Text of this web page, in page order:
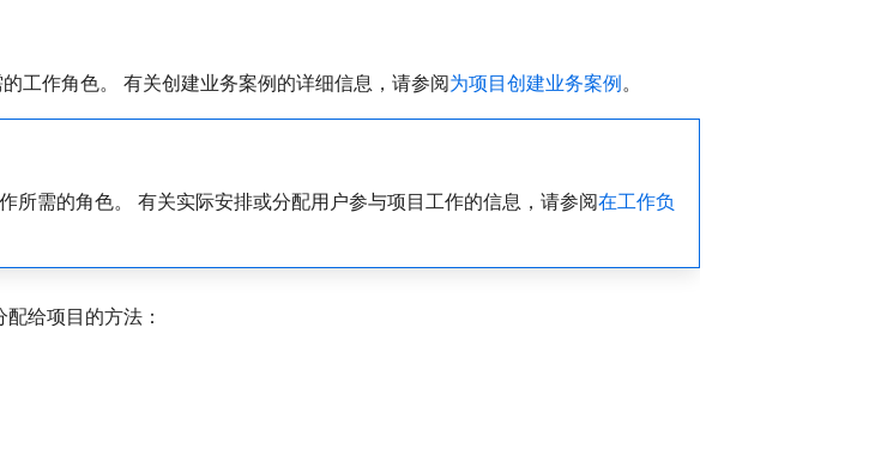
工作角色。 有关创建业务案例的详细信息，请参阅为项目创建业务案例。
需的角色。 有关实际安排或分配用户参与项目工作的信息，请参阅在工作负
给项目的方法：